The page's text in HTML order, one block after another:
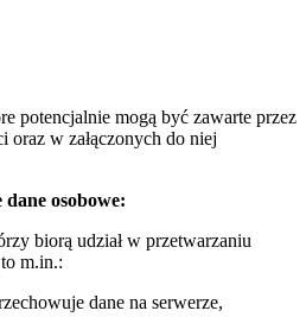
potencjalnie mogą być zawarte przez
oraz w załączonych do niej
osobowe:
biorą udział w przetwarzaniu
m.in.:
dane na serwerze,